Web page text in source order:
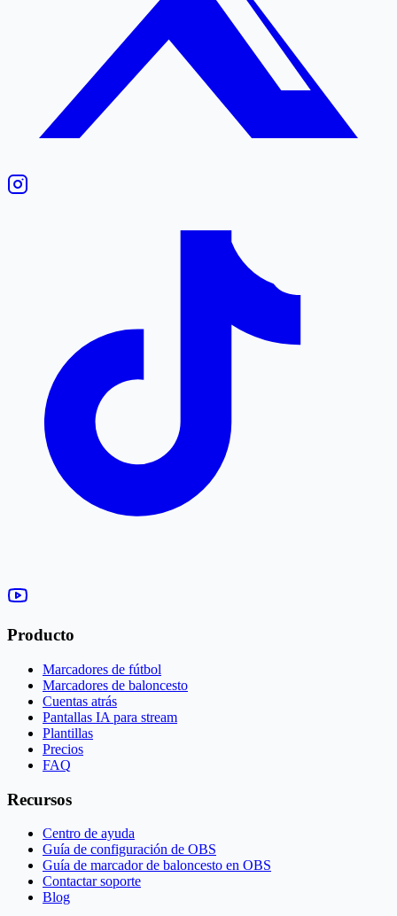
Producto
Marcadores de fútbol
Marcadores de baloncesto
Cuentas atrás
Pantallas IA para stream
Plantillas
Precios
FAQ
Recursos
Centro de ayuda
Guía de configuración de OBS
Guía de marcador de baloncesto en OBS
Contactar soporte
Blog